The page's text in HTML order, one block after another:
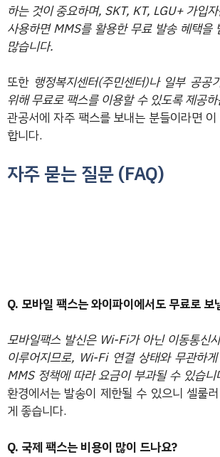
하는 것이 중요하며, SKT, KT, LGU+ 가입
사용하면 MMS를 활용한 무료 발송 혜택을
많습니다.
또한 행정복지센터(주민센터)나 일부 공공
위해 무료로 팩스를 이용할 수 있도록 제공
관공서에 자주 팩스를 보내는 분들이라면
합니다.
자주 묻는 질문 (FAQ)
Q. 모바일 팩스는 와이파이에서도 무료로 보
모바일팩스 발신은 Wi-Fi가 아닌 이동통신
이루어지므로, Wi-Fi 연결 상태와 무관하
MMS 정책에 따라 요금이 부과될 수 있습니
환경에서는 발송이 제한될 수 있으니 셀룰
게 좋습니다.
Q. 국제 팩스는 비용이 많이 드나요?